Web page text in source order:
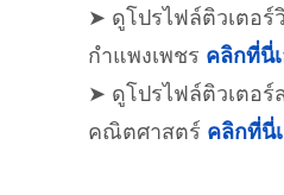
➤ ดูโปรไฟล์ติวเตอร์
กำแพงเพชร คลิกที่นี่
➤ ดูโปรไฟล์ติวเตอร์
คณิตศาสตร์ คลิกที่นี่